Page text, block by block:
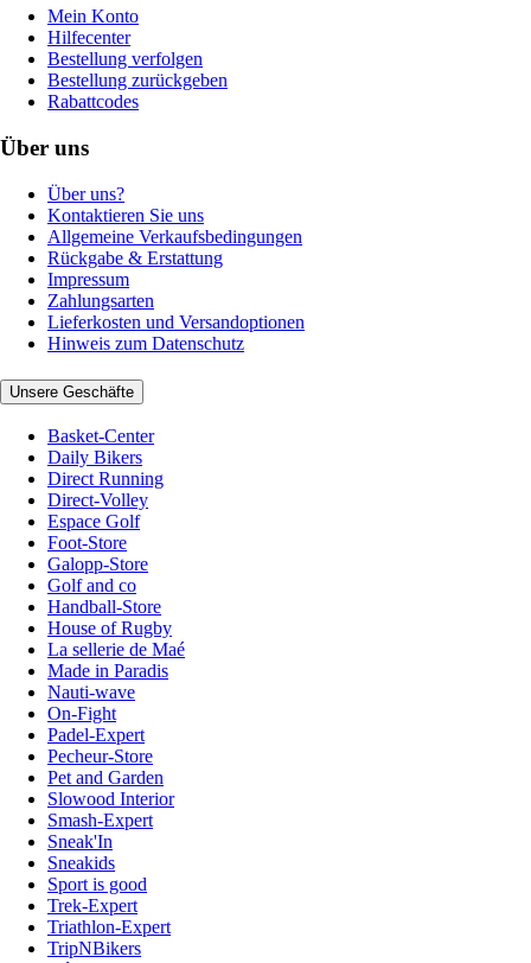
Mein Konto
Hilfecenter
Bestellung verfolgen
Bestellung zurückgeben
Rabattcodes
Über uns
Über uns?
Kontaktieren Sie uns
Allgemeine Verkaufsbedingungen
Rückgabe & Erstattung
Impressum
Zahlungsarten
Lieferkosten und Versandoptionen
Hinweis zum Datenschutz
Unsere Geschäfte
Basket-Center
Daily Bikers
Direct Running
Direct-Volley
Espace Golf
Foot-Store
Galopp-Store
Golf and co
Handball-Store
House of Rugby
La sellerie de Maé
Made in Paradis
Nauti-wave
On-Fight
Padel-Expert
Pecheur-Store
Pet and Garden
Slowood Interior
Smash-Expert
Sneak'In
Sneakids
Sport is good
Trek-Expert
Triathlon-Expert
TripNBikers